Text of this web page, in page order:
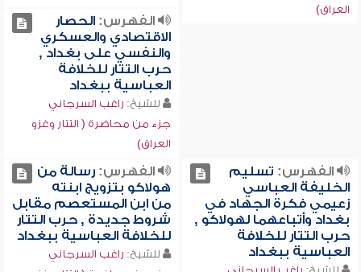
العراق)
الفهرس:الحصار
الاقتصادي والعسكري
والنفسي على بغداد ,
حرب التتار للخلافة
العباسية ببغداد
للشيخ: راغب السرجاني
جزء من محاضرة ( التتار وغزو
العراق)
الفهرس: تسليم
الخليفة العباسي
زعيمي فكرة الجهاد في
بغداد وأتباعهما لهولاكو ,
حرب التتار للخلافة
العباسية ببغداد
الفهرس:رسالة من
هولاكو بتزويج ابنته
من ابن المستعصم مقابل
شروط جديدة , حرب التتار
للخلافة العباسية ببغداد
للشيخ: راغب السرجاني